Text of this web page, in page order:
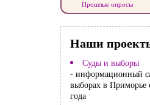
Прошлые опросы
Наши
Суды и выборы
- информационный
выборах в Приморье
года